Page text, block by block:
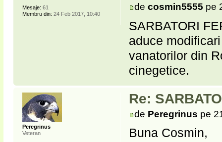
decosmin5555 pe
SARBATORI
aduce
vanatorilor din
cinegetice.
Mesaje: 61
Membru din: 24 Feb 2017, 10:40
Re:
de Peregrinus pe
Buna Cosmin,
Peregrinus
Veteran